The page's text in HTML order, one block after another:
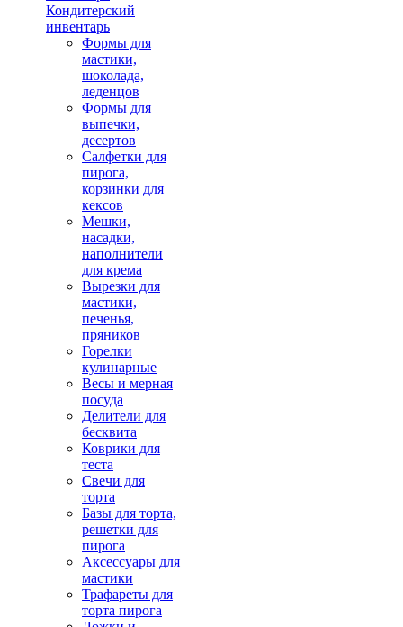
Кондитерский
инвентарь
Формы для
мастики,
шоколада,
леденцов
Формы для
выпечки,
десертов
Салфетки для
пирога,
корзинки для
кексов
Мешки,
насадки,
наполнители
для крема
Вырезки для
мастики,
печенья,
пряников
Горелки
кулинарные
Весы и мерная
посуда
Делители для
бесквита
Коврики для
теста
Свечи для
торта
Базы для торта,
решетки для
пирога
Аксессуары для
мастики
Трафареты для
торта пирога